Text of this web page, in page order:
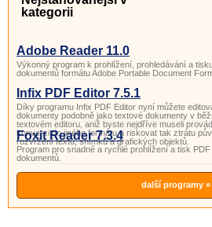
kategorii
Adobe Reader 11.0
Výkonný program k prohlížení, prohledávání a
dokumentů formátu Adobe Portable Document
Infix PDF Editor 7.5.1
Díky programu Infix PDF Editor nyní můžete
dokumenty podobně jako textové dokumenty v
textovém editoru, aniž byste nejdříve museli
konverzi do jiného formátu a riskovat tak ztrátu
rozvržení textu, snímků a grafických objektů.
Foxit Reader 7.3.4
Program pro snadné a rychlé prohlížení a tisk PDF
dokumentů.
další programy »